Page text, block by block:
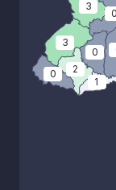
3
3
2
1
0
0
0